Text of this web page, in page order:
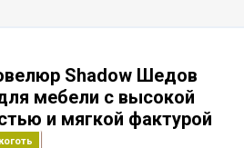
Shadow Шедов
мебели с высокой
и мягкой фактурой